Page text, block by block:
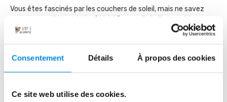
Consentement Détails À propos des cookies
Ce site web utilise des cookies.
Vous êtes fascinés par les couchers de soleil, mais ne savez
pas comment les peindre ? Voici 7 conseils indispensables pour
réussir votre toile à coup sûr !...